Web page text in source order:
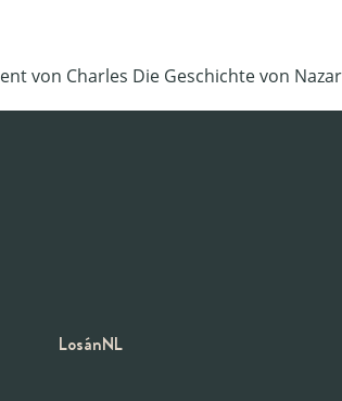
von Charles Die Geschichte von
LosánNL